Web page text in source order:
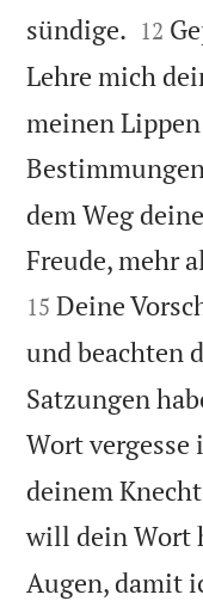
sündige. 

12
Lehre mich
meinen
dem Weg
Freude, mehr
15 Deine
und beachten
Satzungen
Wort
deinem
will dein Wort
Augen, damit